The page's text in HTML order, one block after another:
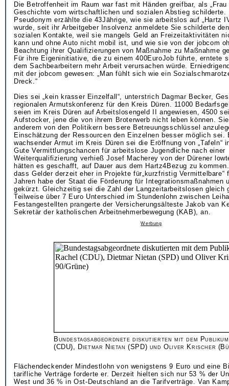
Die Betroffenheit im Raum war fast mit Händen greifbar, als „Frau
Geschichte vom wirtschaftlichen und sozialen Abstieg schilderte.
Pseudonym erzählte die 43Jährige, wie sie arbeitslos auf „Hartz
wurde, seit ihr Arbeitgeber Insolvenz anmeldete Sie schilderte
sozialen Kontakte, weil sie mangels Geld an Freizeitaktivitäten
kann und ohne Auto nicht mobil ist, und wie sie von der jobcom
Beachtung ihrer Qualifizierungen von Maßnahme zu Maßnahme
Für ihre Eigeninitiative, die zu einem 400EuroJob führte, erntete
dem Sachbearbeitern mehr Arbeit verursachen würde.
mit der jobcom gewesen: „Man fühlt sich wie ein
Dreck.“
Dies sei „kein krasser Einzelfall“, unterstrich Dagmar Becker,
regionalen Armutskonferenz für den Kreis Düren. 11000
seien im Kreis Düren auf Arbeitslosengeld II angewiesen, 4500
Aufstocker, jene die von ihrem Broterwerb nicht leben können.
anderem von den Politikern bessere Betreuungsschlüssel
Einschätzung der Ressourcen den Einzelnen besser möglich sei.
wachsender Armut im Kreis Düren sei die Eröffnung von „Tafeln“
Gute Vermittlungschancen für arbeitslose Jugendliche nach einer
Weiterqualifizierung verhieß Josef Macherey von der Dürener
hätten es geschafft, auf Dauer aus dem Hartz4Bezug zu
dass Gelder derzeit eher in Projekte für„kurzfristig Vermittelbare“
Jahren habe der Staat die Förderung für Integrationsmaßnahmen
gekürzt. Gleichzeitig sei die Zahl der Langzeitarbeitslosen gleich
Teilweise über 7 Euro Unterschied im Stundenlohn zwischen
Festangestellten prangerte der Versicherungsälteste Jakob van
Sekretär der katholischen Arbeitnehmerbewegung (KAB), an.
Werbung
Bundestagsabgeordnete diskutierten mit dem
(CDU), Dietmar Nietan (SPD) und Oliver Krischer
Flächendeckender Mindestlohn von wenigstens 9 Euro und eine
tarifliche Verträge forderte er. Derzeit hielten sich nur 53 % der
West und 36 % in Ost-Deutschland an die Tarifverträge. Van